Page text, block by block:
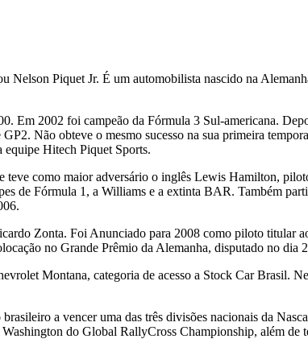
Piquet Jr. É um automobilista nascido na
Em 2002 foi campeão da Fórmula 3 Sul-americana.
Não obteve o mesmo sucesso na sua primeira
equipe Hitech Piquet Sports.
como maior adversário o inglês Lewis Hamilton,
de Fórmula 1, a Williams e a extinta BAR. Também
Zonta. Foi Anunciado para 2008 como piloto titular
no Grande Prêmio da Alemanha, disputado no dia
Montana, categoria de acesso a Stock Car Brasil.
a vencer uma das três divisões nacionais da
do Global RallyCross Championship, além de